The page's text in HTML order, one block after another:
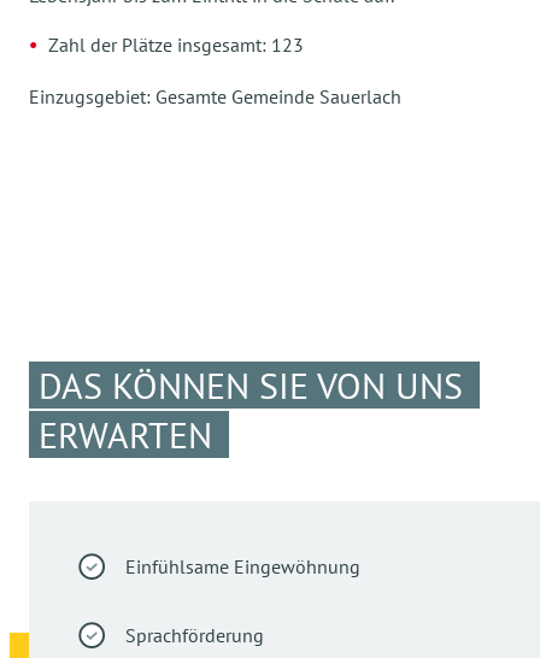
Zahl der Plätze insgesamt: 123
Einzugsgebiet: Gesamte Gemeinde Sauerlach
DAS KÖNNEN SIE VON UNS
ERWARTEN
Einfühlsame Eingewöhnung
Sprachförderung